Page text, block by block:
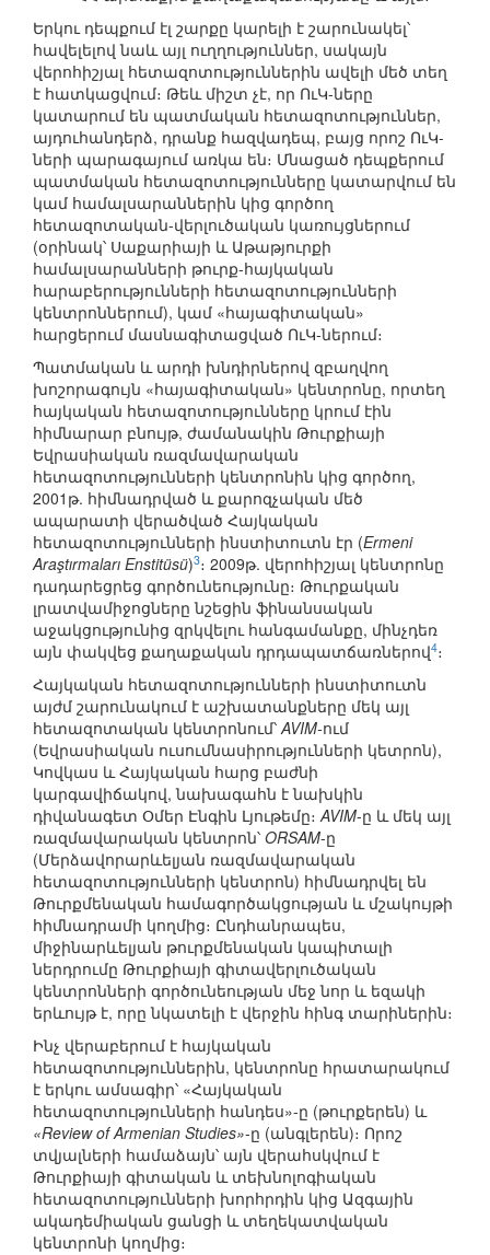
Երկու դեպքում էլ շարքը կարելի է շարունակել՝
հավելելով նաև այլ ուղղություններ, սակայն
վերոհիշյալ հետազոտություններին ավելի մեծ տեղ
է հատկացվում։ Թեև միշտ չէ, որ ՈւԿ-ները
կատարում են պատմական հետազոտություններ,
այդուհանդերձ, դրանք հազվադեպ, բայց որոշ ՈւԿ-
ների պարագայում առկա են։ Մնացած դեպքերում
պատմական հետազոտությունները կատարվում են
կամ համալսարաններին կից գործող
հետազոտական-վերլուծական կառույցներում
(օրինակ՝ Սաքարիայի և Աթաթյուրքի
համալսարանների թուրք-հայկական
հարաբերությունների հետազոտությունների
կենտրոններում), կամ «հայագիտական»
հարցերում մասնագիտացված ՈւԿ-ներում։
Պատմական և արդի խնդիրներով զբաղվող
խոշորագույն «հայագիտական» կենտրոնը, որտեղ
հայկական հետազոտությունները կրում էին
հիմնարար բնույթ, ժամանակին Թուրքիայի
Եվրասիական ռազմավարական
հետազոտությունների կենտրոնին կից գործող,
2001թ. հիմնադրված և քարոզչական մեծ
ապարատի վերածված Հայկական
հետազոտությունների ինստիտուտն էր (Ermeni
Araştırmaları Enstitüsü)3։ 2009թ. վերոհիշյալ կենտրոնը
դադարեցրեց գործունեությունը։ Թուրքական
լրատվամիջոցները նշեցին ֆինանսական
աջակցությունից զրկվելու հանգամանքը, մինչդեռ
այն փակվեց քաղաքական դրդապատճառներով4։
Հայկական հետազոտությունների ինստիտուտն
այժմ շարունակում է աշխատանքները մեկ այլ
հետազոտական կենտրոնում՝AVIM-ում
(Եվրասիական ուսումնասիրությունների կետրոն),
Կովկաս և Հայկական հարց բաժնի
կարգավիճակով, նախագահն է նախկին
դիվանագետ Օմեր Էնգին Լյութեմը։AVIM-ը և մեկ այլ
ռազմավարական կենտրոն՝ ORSAM-ը
(Մերձավորարևելյան ռազմավարական
հետազոտությունների կենտրոն) հիմնադրվել են
Թուրքմենական համագործակցության և մշակույթի
հիմնադրամի կողմից։ Ընդհանրապես,
միջինարևելյան թուրքմենական կապիտալի
ներդրումը Թուրքիայի գիտավերլուծական
կենտրոնների գործունեության մեջ նոր և եզակի
երևույթ է, որը նկատելի է վերջին հինգ տարիներին։
Ինչ վերաբերում է հայկական
հետազոտություններին, կենտրոնը հրատարակում
է երկու ամսագիր՝ «Հայկական
հետազոտությունների հանդես»-ը (թուրքերեն) և
«Review of Armenian Studies»-ը (անգլերեն)։ Որոշ
տվյալների համաձայն՝ այն վերահսկվում է
Թուրքիայի գիտական և տեխնոլոգիական
հետազոտությունների խորհրդին կից Ազգային
ակադեմիական ցանցի և տեղեկատվական
կենտրոնի կողմից։